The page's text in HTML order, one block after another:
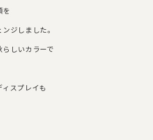
を
ジしました。
しいカラーで
スプレイも